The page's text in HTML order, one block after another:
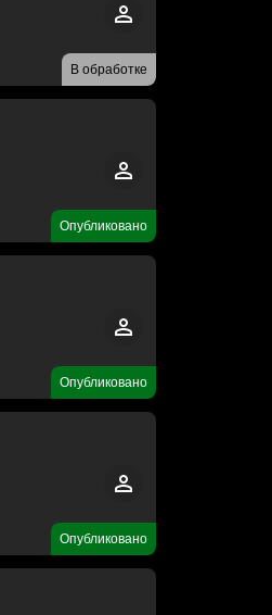
В обработке
Опубликовано
Опубликовано
Опубликовано